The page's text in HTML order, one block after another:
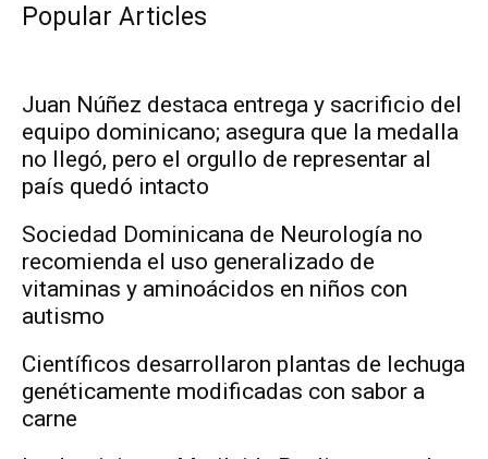
Popular Articles
Juan Núñez destaca entrega y sacrificio del
equipo dominicano; asegura que la medalla
no llegó, pero el orgullo de representar al
país quedó intacto
Sociedad Dominicana de Neurología no
recomienda el uso generalizado de
vitaminas y aminoácidos en niños con
autismo
Científicos desarrollaron plantas de lechuga
genéticamente modificadas con sabor a
carne